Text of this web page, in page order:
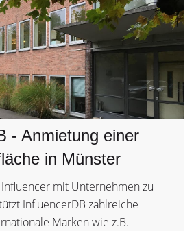
- Anmietung einer
in Münster
mit Unternehmen zu
InfluencerDB zahlreiche
Marken wie z.B.